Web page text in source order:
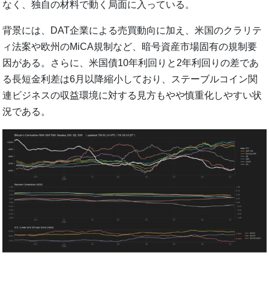
なく、独自の材料で動く局面に入っている。
背景には、DAT企業による売買動向に加え、米国のクラリテ
ィ法案や欧州のMiCA規制など、暗号資産市場固有の規制要
因がある。さらに、米国債10年利回りと2年利回りの差であ
る長短金利差は6月以降縮小しており、ステーブルコイン関
連ビジネスの収益環境に対する見方もやや慎重化しやすい状
況である。